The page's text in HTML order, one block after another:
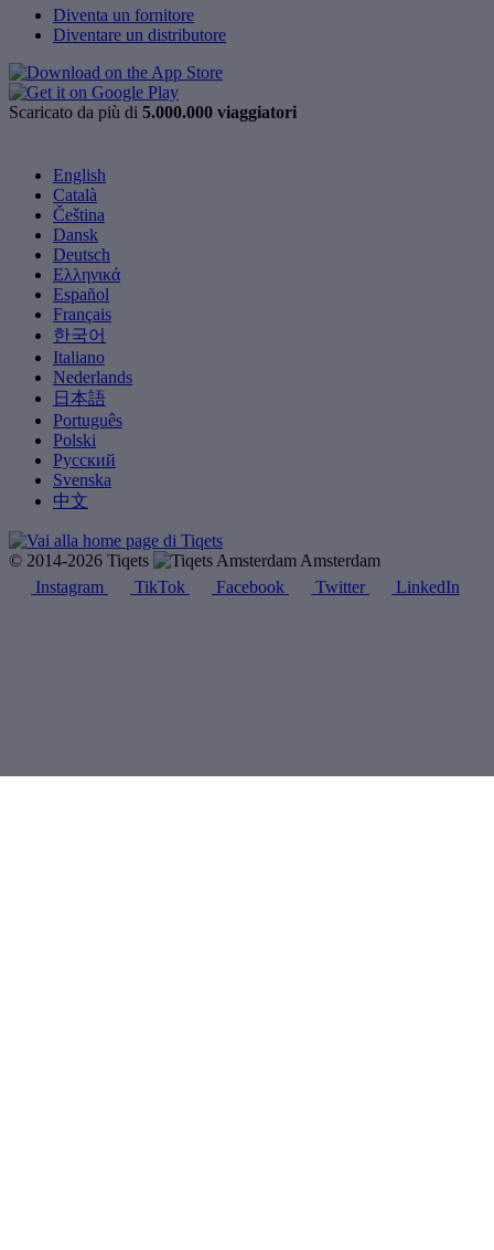
Diventa un fornitore
Diventare un distributore
Scaricato da più di 5.000.000 viaggiatori
English
Català
Čeština
Dansk
Deutsch
Ελληνικά
Español
Français
한국어
Italiano
Nederlands
日本語
Português
Polski
Русский
Svenska
中文
© 2014-2026 Tiqets
Amsterdam
Instagram
TikTok Facebook Twitter LinkedIn